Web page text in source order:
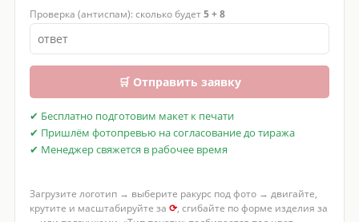
Проверка (антиспам): сколько будет5 + 8
🛒 Отправить заявку
✔ Бесплатно подготовим макет к печати
✔ Пришлём фотопревью на согласование до тиража
✔ Менеджер свяжется в рабочее время
Загрузите логотип → выберите ракурс под фото → двигайте,
крутите и масштабируйте за ⟳, сгибайте по форме изделия за